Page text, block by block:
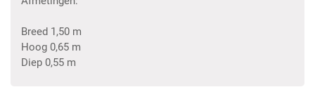
Breed 1,50 m
Hoog 0,65 m
Diep 0,55 m